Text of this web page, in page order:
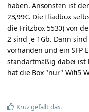
haben. Ansonsten ist
23,99€. Die Iliadbox
die Fritzbox 5530) von
2 sind je 1Gb. Dann sind
vorhanden und ein SFP
standartmäßig dabei ist
hat die Box "nur" Wifi5
Kruzgefällt das.